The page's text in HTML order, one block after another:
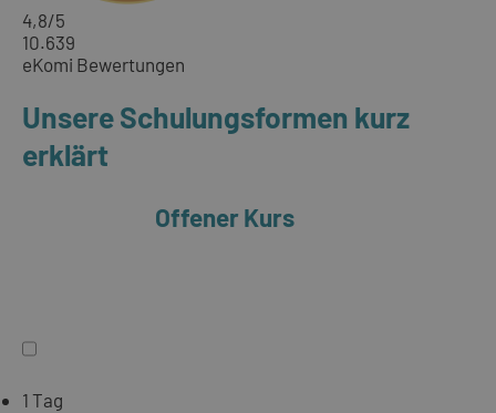
4,8/5
10.639
eKomi Bewertungen
Unsere Schulungsformen kurz
erklärt
Offener Kurs
1 Tag